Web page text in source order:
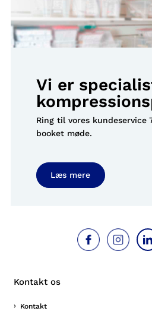
Vi er
Ring til vores kundeservice
booket møde.
Læs mere
Kontakt os
Kontakt